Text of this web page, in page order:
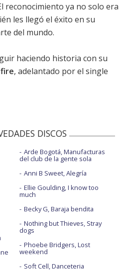
reconocimiento ya no solo era
les llegó el éxito en su
del mundo.
haciendo historia con su
, adelantado por el single
DISCOS
Arde Bogotá, Manufacturas
del club de la gente sola
Anni B Sweet, Alegría
Ellie Goulding, I know too
much
Becky G, Baraja bendita
Nothing but Thieves, Stray
dogs
Phoebe Bridgers, Lost
weekend
Soft Cell, Danceteria